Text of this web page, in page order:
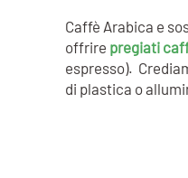
Caffè Arabica e
offrire pregiati
espresso).
di plastica o